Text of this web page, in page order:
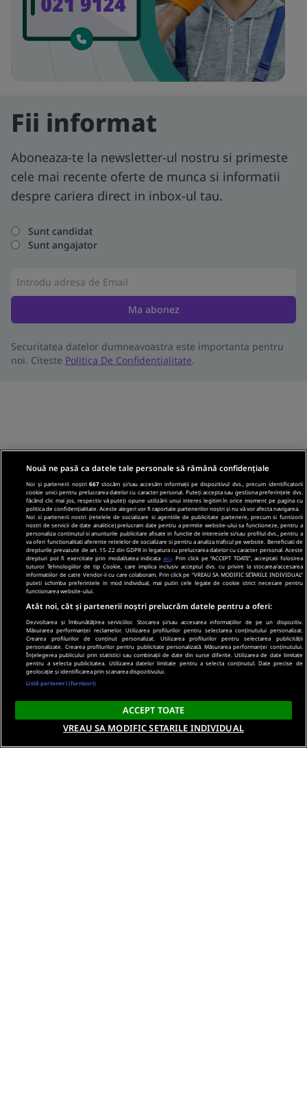
Fii informat
Aboneaza-te la newsletter-ul nostru si primeste
cele mai recente oferte de munca si informatii
despre cariera direct in inbox-ul tau.
Sunt candidat
Sunt angajator
Ma abonez
Securitatea datelor dumneavoastra este importanta pentru
noi. Citeste Politica De Confidentialitate.
Nouă ne pasă ca datele tale personale să rămână confidențiale
Noi și partenerii noștri667 stocăm și/sau accesăm informații pe dispozitivul dvs., precum identificatorii
cookie unici pentru prelucrarea datelor cu caracter personal. Puteți accepta sau gestiona preferințele dvs.
făcând clic mai jos, respectiv vă puteți opune utilizării unui interes legitim în orice moment pe pagina cu
politica de confidențialitate. Aceste alegeri vor fi raportate partenerilor noștri și nu vă vor afecta navigarea.
Noi si partenerii nostri (retelele de socializare si agentiile de publicitate partenere, precum si furnizorii
nostri de servicii de date analitice) prelucram date pentru a permite website-ului sa functioneze, pentru a
personaliza continutul si anunturile publicitare afisate in functie de interesele si/sau profilul dvs., pentru a
va oferi functionalitati aferente retelelor de socializare si pentru a analiza traficul pe website. Beneficiati de
drepturile prevazute de art. 15-22 din GDPR in legatura cu prelucrarea datelor cu caracter personal. Aceste
drepturi pot fi exercitate prin modalitatea indicata aici . Prin click pe “ACCEPT TOATE”, acceptati folosirea
tuturor Tehnologiilor de tip Cookie, care implica inclusiv acceptul dvs. cu privire la stocarea/accesarea
informatiilor de catre Vendor-ii cu care colaboram. Prin click pe “VREAU SA MODIFIC SETARILE INDIVIDUAL”
puteti schimba preferintele in mod individual, mai putin cele legate de cookie strict necesare pentru
functionarea website-ului.
Atât noi, cât și partenerii noștri prelucrăm datele pentru a oferi:
Dezvoltarea și îmbunătățirea serviciilor. Stocarea și/sau accesarea informațiilor de pe un dispozitiv.
Măsurarea performanței reclamelor. Utilizarea profilurilor pentru selectarea conținutului personalizat.
Crearea profilurilor de conținut personalizat. Utilizarea profilurilor pentru selectarea publicității
personalizate. Crearea profilurilor pentru publicitate personalizată. Măsurarea performanței conținutului.
Înțelegerea publicului prin statistici sau combinații de date din surse diferite. Utilizarea de date limitate
pentru a selecta publicitatea. Utilizarea datelor limitate pentru a selecta conținutul. Date precise de
geolocație și identificarea prin scanarea dispozitivului.
Listă parteneri (furnizori)
ACCEPT TOATE
VREAU SA MODIFIC SETARILE INDIVIDUAL